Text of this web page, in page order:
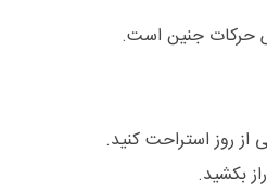
حرکات جنین است.
روز استراحت کنید.
بکشید.